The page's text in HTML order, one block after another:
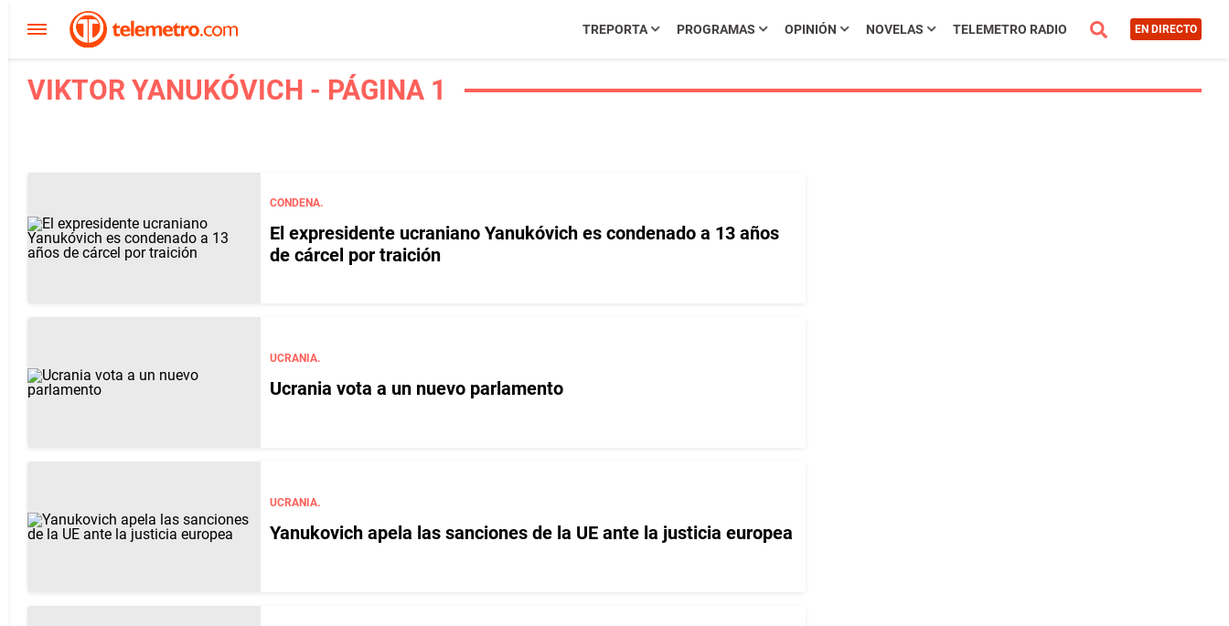
TREPORTA PROGRAMAS OPINIÓN NOVELAS TELEMETRO RADIO EN DIRECTO
VIKTOR YANUKÓVICH - PÁGINA 1
CONDENA.
El expresidente ucraniano Yanukóvich es condenado a 13 años
de cárcel por traición
UCRANIA.
Ucrania vota a un nuevo parlamento
UCRANIA.
Yanukovich apela las sanciones de la UE ante la justicia europea